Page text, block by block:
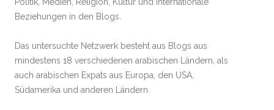
Beziehungen in den Blogs.
Das untersuchte Netzwerk besteht aus Blogs aus
mindestens 18 verschiedenen arabischen Ländern, als
auch arabischen Expats aus Europa, den USA,
Südamerika und anderen Ländern.